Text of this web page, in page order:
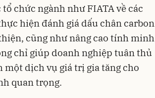
chức ngành như FIATA về các
hiện đánh giá dấu chân carbon
cũng như nâng cao tính minh
chỉ giúp doanh nghiệp tuân thủ
dịch vụ giá trị gia tăng cho
quan trọng.